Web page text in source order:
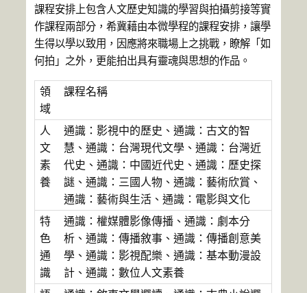
課程安排上包含人文歷史知識的學習與拍攝剪接等實
作課程兩部分，希冀藉由本微學程的課程安排，讓學
生得以學以致用，因應將來職場上之挑戰，瞭解「如
何拍」之外，更能拍出具有靈魂與思想的作品。
領
域
課程名稱
人
文
素
養
通識：影視中的歷史、通識：古文的智
慧、通識：台灣現代文學、通識：台灣近
代史、通識：中國近代史、通識：歷史探
謎、通識：三國人物、通識：藝術欣賞、
通識：藝術與生活、通識：電影與文化
特
色
通
識
通識：權媒體影像傳播、通識：劇本分
析、通識：傳播敘事、通識：傳播創意美
學、通識：影視配樂、通識：基本動漫設
計、通識：數位人文素養